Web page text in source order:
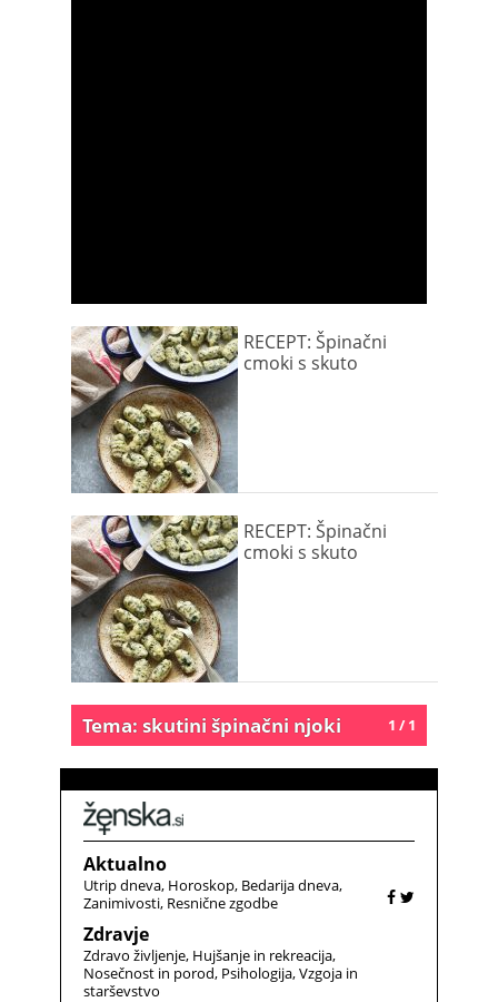
RECEPT: Špinačni
cmoki s skuto
RECEPT: Špinačni
cmoki s skuto
1 / 1
Tema: skutini špinačni njoki
Aktualno
Utrip dneva Horoskop Bedarija dneva
Zanimivosti Resnične zgodbe
Zdravje
Zdravo življenje Hujšanje in rekreacija
Nosečnost in porod Psihologija Vzgoja in
starševstvo